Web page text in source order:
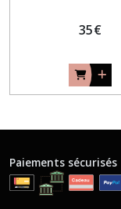
35€
Paiements sécurisés